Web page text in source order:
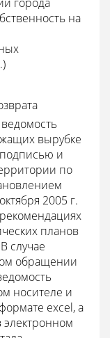
на
вырубке
подписью и
по
2005 г.
планов
случае
обращении
носителе и
excel, а
электронном